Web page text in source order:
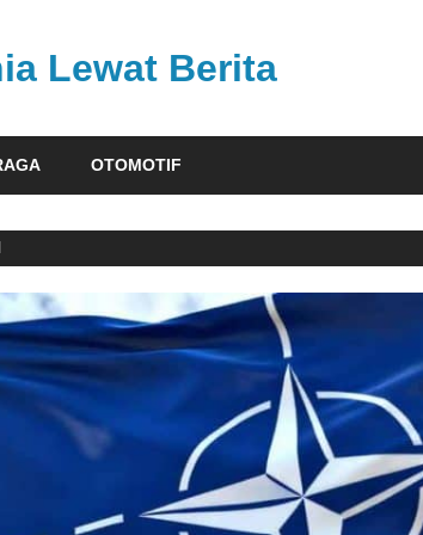
Lewat Berita
OTOMOTIF